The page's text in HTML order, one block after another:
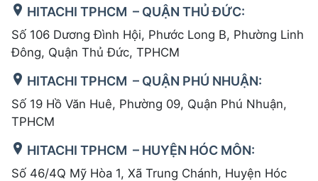
HITACHI TPHCM – QUẬN THỦ ĐỨC:
Số 106 Dương Đình Hội, Phước Long B, Phường Linh
Đông, Quận Thủ Đức, TPHCM
HITACHI TPHCM – QUẬN PHÚ NHUẬN:
Số 19 Hồ Văn Huê, Phường 09, Quận Phú Nhuận,
TPHCM
HITACHI TPHCM – HUYỆN HÓC MÔN:
Số 46/4Q Mỹ Hòa 1, Xã Trung Chánh, Huyện Hóc